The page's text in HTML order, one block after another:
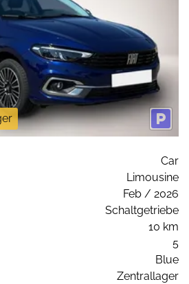
Car
Limousine
Feb / 2026
Schaltgetriebe
10 km
5
Blue
Zentrallager